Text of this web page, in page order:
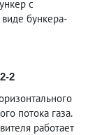
с
бункера-
2
потока газа.
работает